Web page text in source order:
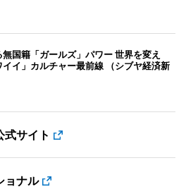
国籍「ガールズ」パワー 世界を変え
イイ」カルチャー最前線 （シブヤ経済新
式サイト
ョナル